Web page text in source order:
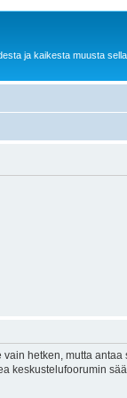
ja kaikesta muusta
hetken, mutta
keskustelufoorumin